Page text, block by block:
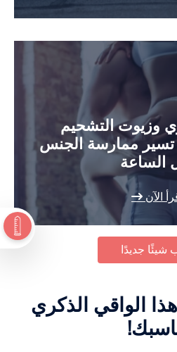
وزيوت التشحيم
ممارسة الجنس
الساعة
الآن
شيئًا جديدًا
الواقي الذكري